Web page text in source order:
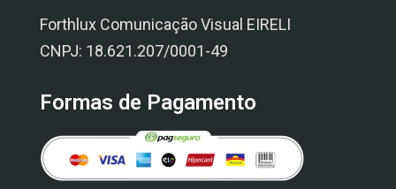
Forthlux Comunicação Visual EIRELI
CNPJ: 18.621.207/0001-49
Formas de Pagamento